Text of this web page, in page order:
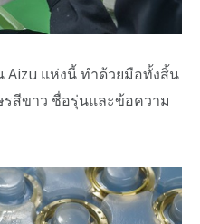
Aizu แห่งนี้ ทำด้วยมือทั้งสิ้น
สีขาว ชื่อรุ่นและข้อความ